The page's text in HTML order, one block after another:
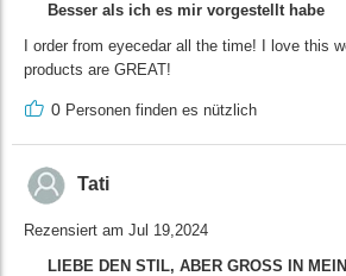
Besser als ich es mir vorgestellt habe
I order from eyecedar all the time! I love this
products are GREAT!
0 Personen finden es nützlich
Tati
Rezensiert am Jul 19,2024
LIEBE DEN STIL, ABER GROSS IN